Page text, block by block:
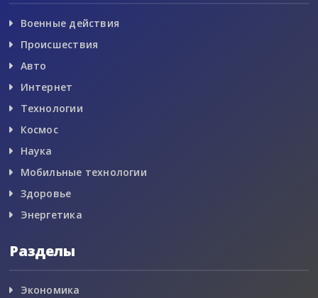
Военные действия
Происшествия
Авто
Интернет
Технологии
Космос
Наука
Мобильные технологии
Здоровье
Энергетика
Разделы
Экономика